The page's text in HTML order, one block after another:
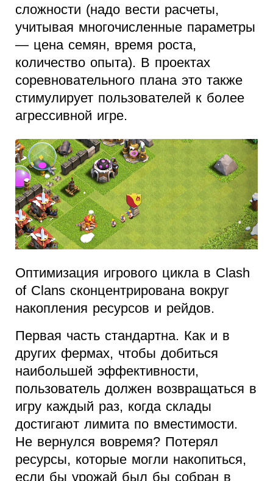
сложности (надо вести расчеты,
учитывая многочисленные параметры
— цена семян, время роста,
количество опыта). В проектах
соревновательного плана это также
стимулирует пользователей к более
агрессивной игре.
Оптимизация игрового цикла в Clash
of Clans сконцентрирована вокруг
накопления ресурсов и рейдов.
Первая часть стандартна. Как и в
других фермах, чтобы добиться
наибольшей эффективности,
пользователь должен возвращаться в
игру каждый раз, когда склады
достигают лимита по вместимости.
Не вернулся вовремя? Потерял
ресурсы, которые могли накопиться,
если бы урожай был бы собран в